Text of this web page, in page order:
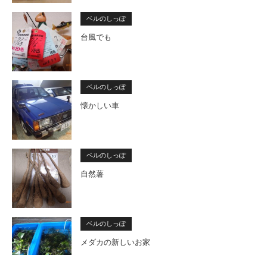
ベルのしっぽ
台風でも
ベルのしっぽ
懐かしい車
ベルのしっぽ
自然薯
ベルのしっぽ
メダカの新しいお家